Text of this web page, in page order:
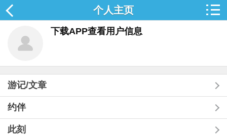
个人主页
下载APP查看用户信息
游记/文章
约伴
此刻